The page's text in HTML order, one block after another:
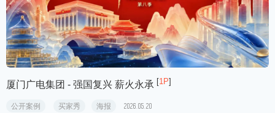
厦门广电集团 - 强国复兴 薪火永承 [1P]
公开案例 买家秀 海报 2026.05.20